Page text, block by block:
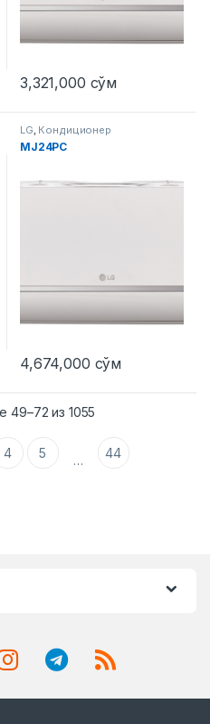
3,321,000 сўм
LG, Кондиционер
MJ24PC
4,674,000 сўм
49–72 из 1055
4 5 … 44